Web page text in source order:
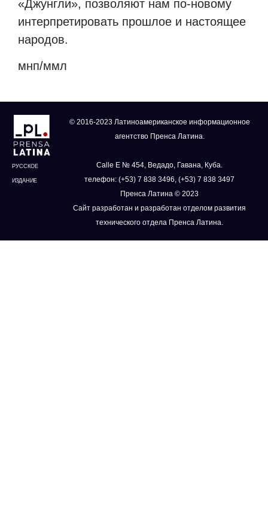
«Джунгли», позволяют нам по-новому
интерпретировать прошлое и настоящее
народов.
мнп/ммл
РУССКОЕ
ИЗДАНИЕ
© 2016-2023 Латиноамериканское информационное
агентство Пренса Латина.
Calle E № 454, Ведадо, Гавана, Куба.
телефон: (+53) 7 838 3496, (+53) 7 838 3497
Пренса Латина © 2023
Сайт разработан и разработан отделом развития
технического отдела Пренса Латина.